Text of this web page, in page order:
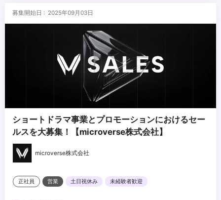
■求める人物像
・優れたコミュニケーションスキル
・好奇心が強く、何事にも新しいことにチャレンジしたいという志
・結果にコミットメントを持つことが出来る方
募集開始日 : 2025年09月03日
ショートドラマ事業とプロモーションにおけるセー
ルスを大募集！【microverse株式会社】
microverse株式会社
正社員 営業 土日祝休み 未経験者歓迎